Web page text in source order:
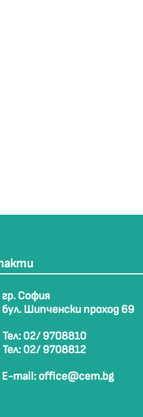
гр. София
бул. Шипченски проход 69
Тел: 02/ 9708810
Тел: 02/ 9708812
E-mail: office@cem.bg